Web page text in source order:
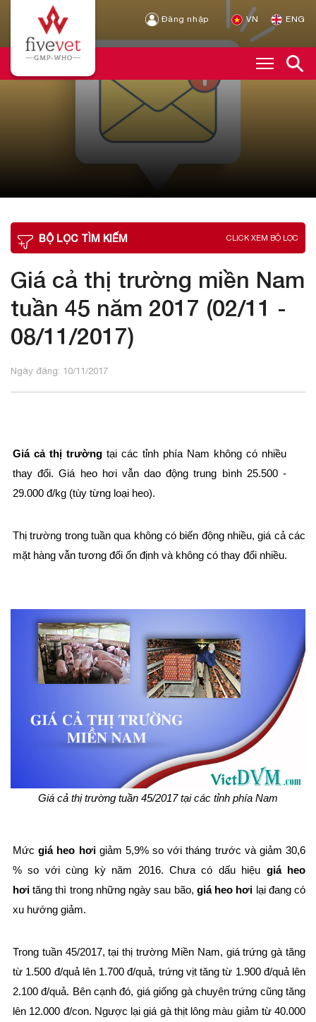
Đăng nhập VN ENG
BỘ LỌC TÌM KIẾM CLICK XEM BỘ LỌC
Giá cả thị trường miền Nam
tuần 45 năm 2017 (02/11 -
08/11/2017)
Ngày đăng: 10/11/2017
Giá cả thị trường tại các tỉnh phía Nam không có nhiều
thay đổi. Giá heo hơi vẫn dao động trung bình 25.500 -
29.000 đ/kg (tùy từng loại heo).
Thị trường trong tuần qua không có biến động nhiều, giá cả các
mặt hàng vẫn tương đối ổn định và không có thay đổi nhiều.
Giá cả thị trường tuần 45/2017 tại các tỉnh phía Nam
Mứcgiá heo hơigiảm 5,9% so với tháng trước và giảm 30,6
% so với cùng kỳ năm 2016. Chưa có dấu hiệu giá heo
hơi tăng thì trong những ngày sau bão, giá heo hơi lại đang có
xu hướng giảm.
Trong tuần 45/2017, tại thị trường Miền Nam, giá trứng gà tăng
từ 1.500 đ/quả lên 1.700 đ/quả, trứng vịt tăng từ 1.900 đ/quả lên
2.100 đ/quả. Bên cạnh đó, giá giống gà chuyên trứng cũng tăng
lên 12.000 đ/con. Ngược lại giá gà thịt lông màu giảm từ 40.000